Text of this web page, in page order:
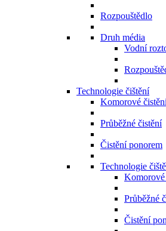
Rozpouštědlo
Druh média
Vodní
Technologie čištění
Komorové
Průběžné čistění
Čistění ponorem
Technologie
Průběžné
Čistění